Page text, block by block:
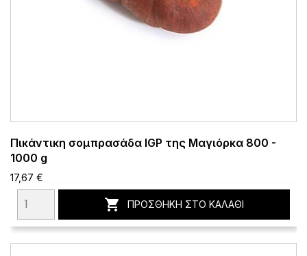
Πικάντικη σομπρασάδα IGP της Μαγιόρκα 800 -
1000 g
17,67 €
 ΠΡΟΣΘΉΚΗ ΣΤΟ ΚΑΛΆΘΙ